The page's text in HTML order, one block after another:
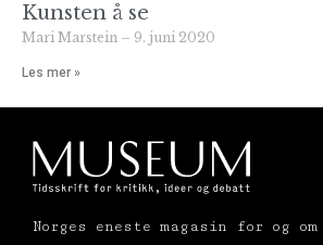
Kunsten å se
Mari Marstein 9. juni 2020
Les mer »
Norges eneste magasin for og om